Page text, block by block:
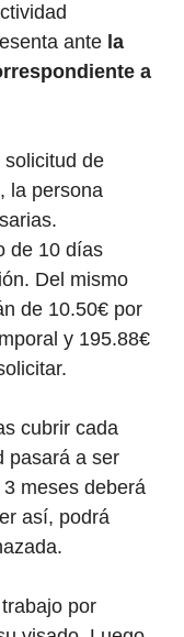
ante la
a
de
la persona
de 10 días
Del mismo
de 10.50€ por
y 195.88€
cubrir cada
pasará a ser
meses deberá
así, podrá
por